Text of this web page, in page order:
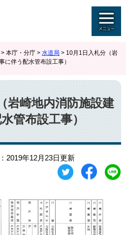
> 本庁・分庁 > 水道局 > 10月1日入札分（岩
に伴う配水管布設工事）
岩崎地内消防施設建
管布設工事）
2019年12月23日更新